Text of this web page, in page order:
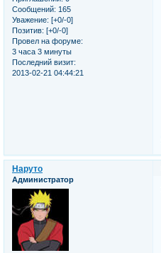
Сообщений: 165
Уважение: [+0/-0]
Позитив: [+0/-0]
Провел на форуме:
3 часа 3 минуты
Последний визит:
2013-02-21 04:44:21
Наруто
Администратор